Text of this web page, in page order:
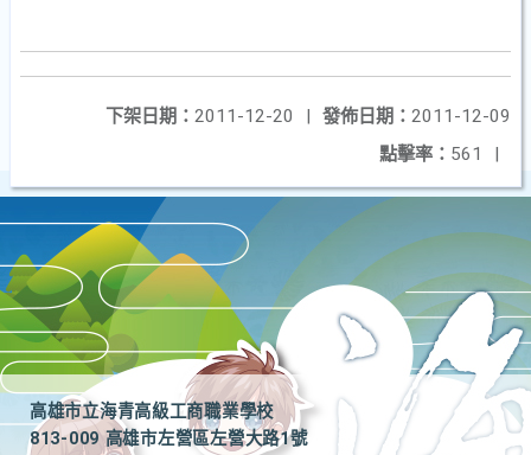
發佈日期： 2011-12-09
下架日期： 2011-12-20
|
點擊率： 561 |
高雄市立海青高級工商職業學校
813-009 高雄市左營區左營大路1號